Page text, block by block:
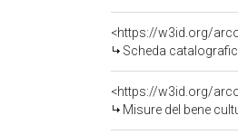
<https://w3id.org/
Scheda
<https://w3id.org/
Misure del bene